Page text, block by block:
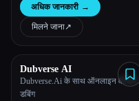
अधिक जानकारी →
मिलने जाना↗︎
Dubverse AI
Dubverse.Ai के साथ ऑनलाइन वीडियो
डबिंग